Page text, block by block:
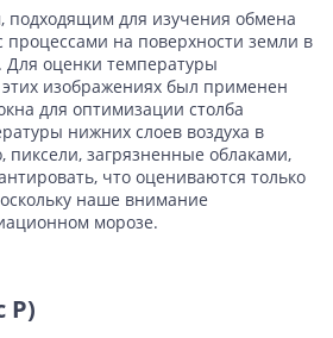
подходящим для изучения обмена
процессами на поверхности земли в
оценки температуры
изображениях был применен
для оптимизации столба
нижних слоев воздуха в
пиксели, загрязненные облаками,
что оцениваются только
наше внимание
морозе.
P)